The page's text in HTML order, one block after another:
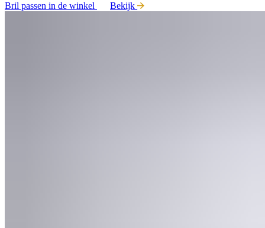
Bril passen in de winkel
Bekijk